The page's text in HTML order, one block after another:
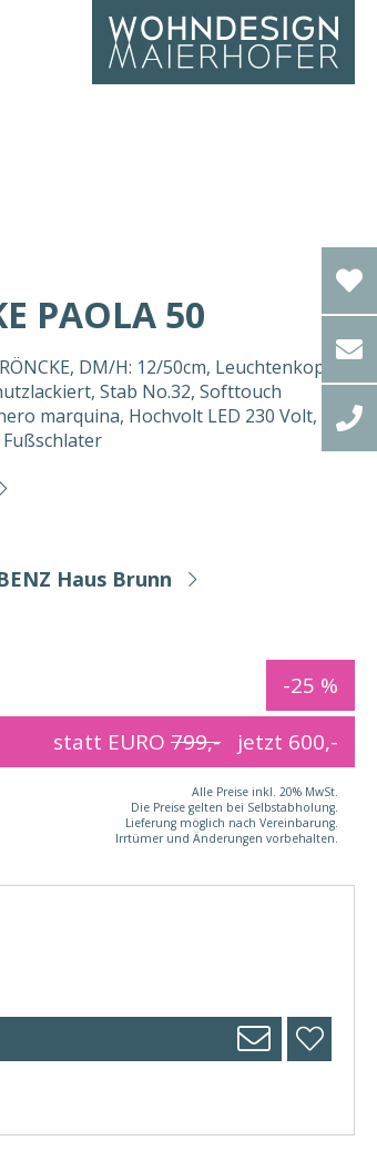
PAOLA 50
DM/H: 12/50cm, Leuchtenkopf
Stab No.32, Softtouch
marquina, Hochvolt LED 230 Volt,
Haus Brunn
-25 %
statt EURO 799,- jetzt 600,-
Alle Preise inkl. 20% MwSt.
Die Preise gelten bei Selbstabholung.
Lieferung möglich nach Vereinbarung.
Irrtümer und Änderungen vorbehalten.